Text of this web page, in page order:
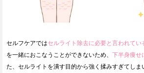
セルフケアではセルライト除去に必要と言われてい
を一緒におこなうことができないため、 下半身痩せ
た、セルライトを潰す目的から強く揉みすぎてしま